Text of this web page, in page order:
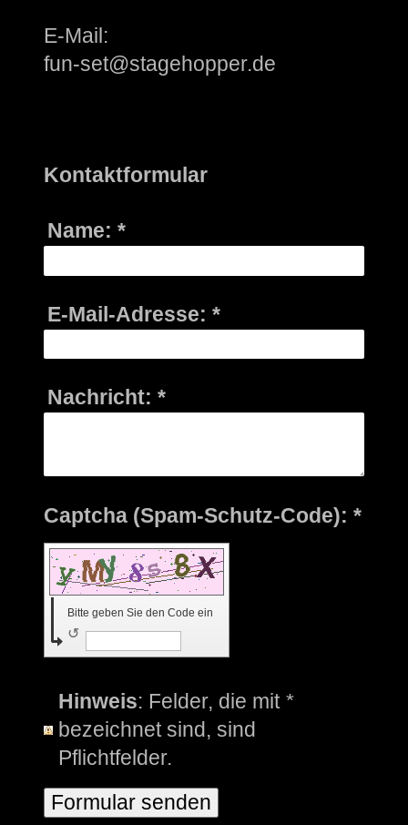
E-Mail:
fun-set@stagehopper.de
Kontaktformular
Name: *
E-Mail-Adresse: *
Nachricht: *
Captcha (Spam-Schutz-Code): *
Bitte geben Sie den Code ein
↺
Hinweis : Felder, die mit *
bezeichnet sind, sind
Pflichtfelder.